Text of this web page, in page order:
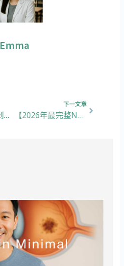
Emma
壓力大、捱夜搞到成面皺紋？想要抗衰老，就要靠白藜蘆醇！
下一文章
【2026年最完整NMN食用心得】NMN好貴?真喺可以抗衰老?市面上有咁多牌子要點揀?